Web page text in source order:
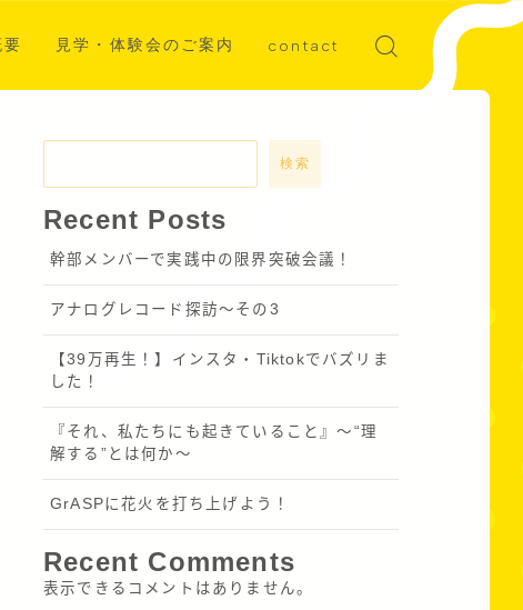
募集
見学・体験会のご案内 contact
検索
Recent Posts
幹部メンバーで実践中の限界突破会議！
アナログレコード探訪～その3
【39万再生！】インスタ・Tiktokでバズリま
した！
『それ、私たちにも起きていること』〜“理
解する”とは何か～
GrASPに花火を打ち上げよう！
Recent Comments
表示できるコメントはありません。